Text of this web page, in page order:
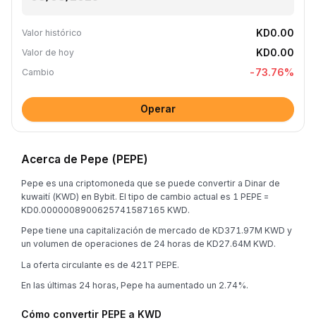
Valor histórico KD0.00
Valor de hoy KD0.00
Cambio -73.76%
Operar
Acerca de Pepe (PEPE)
Pepe es una criptomoneda que se puede convertir a Dinar de
kuwaití (KWD) en Bybit. El tipo de cambio actual es 1 PEPE =
KD0.0000008900625741587165 KWD.
Pepe tiene una capitalización de mercado de KD371.97M KWD y
un volumen de operaciones de 24 horas de KD27.64M KWD.
La oferta circulante es de 421T PEPE.
En las últimas 24 horas, Pepe ha aumentado un 2.74%.
Cómo convertir PEPE a KWD